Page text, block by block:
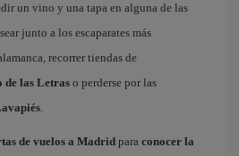
un vino y una tapa en alguna de las
junto a los escaparates más
recorrer tiendas de
de las Letras o perderse por las
.
de vuelos a Madrid para conocer la